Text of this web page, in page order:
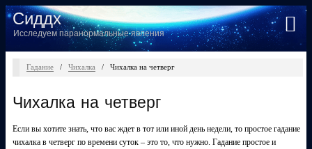
Сиддх
Исследуем паранормальные явления
Гадание / Чихалка / Чихалка на четверг
Чихалка на четверг
Если вы хотите знать, что вас ждет в тот или иной день недели, то простое гадание
чихалка в четверг по времени суток – это то, что нужно. Гадание простое и